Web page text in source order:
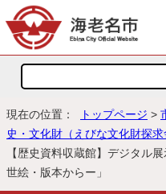
現在の位置： トップページ >
史・文化財（えびな文化財探求
【歴史資料収蔵館】デジタル
世絵・版本からー」